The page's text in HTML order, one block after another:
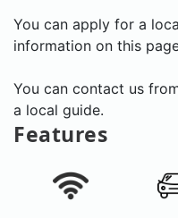
You can apply for a
information on this
You can contact us
a local guide.
Features